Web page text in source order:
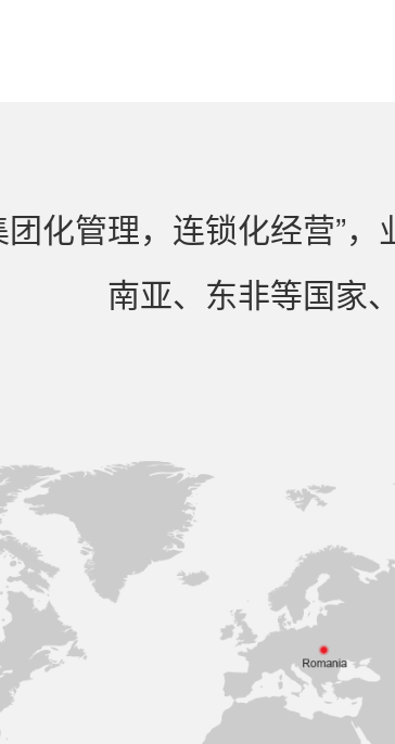
团化管理，连锁化经营”
南亚、东非等国家